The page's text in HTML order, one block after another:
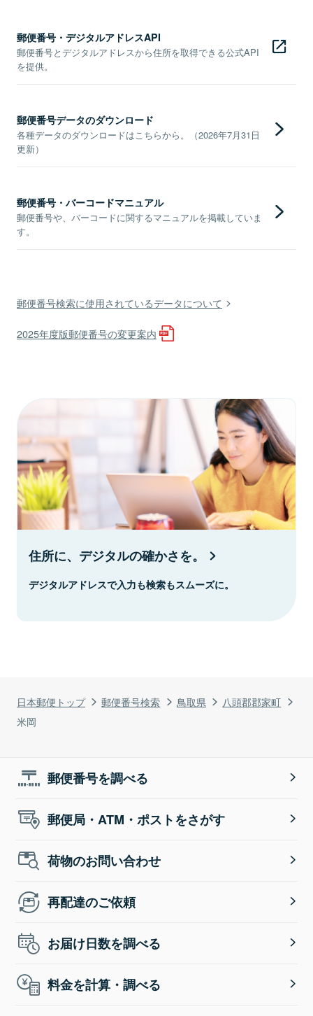
日本郵便トップ 郵便番号検索 鳥取県
八頭郡郡家町
米岡
郵便番号・デジタルアドレスAPI
郵便番号とデジタルアドレスから住所を取得できる公式API
を提供。
郵便番号データのダウンロード
各種データのダウンロードはこちらから。（2026年7月31日
更新）
郵便番号・バーコードマニュアル
郵便番号や、バーコードに関するマニュアルを掲載していま
す。
郵便番号検索に使用されているデータについて
2025年度版郵便番号の変更案内
住所に、デジタルの確かさを。
デジタルアドレスで入力も検索もスムーズに。
郵便番号を調べる
郵便局・ATM・ポストをさがす
荷物のお問い合わせ
再配達のご依頼
お届け日数を調べる
料金を計算・調べる